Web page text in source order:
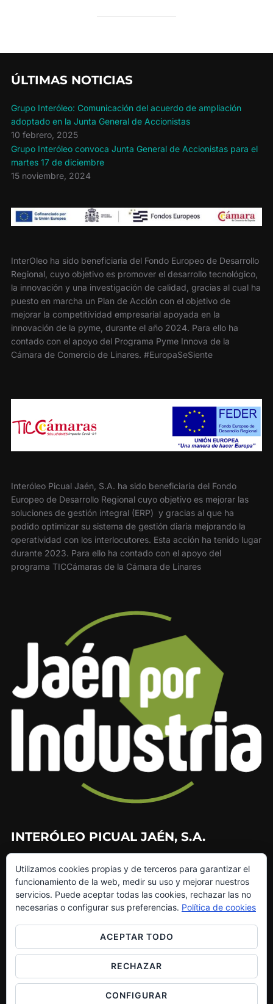
ÚLTIMAS NOTICIAS
Grupo Interóleo: Comunicación del acuerdo de ampliación
adoptado en la Junta General de Accionistas
10 febrero, 2025
Grupo Interóleo convoca Junta General de Accionistas para el
martes 17 de diciembre
15 noviembre, 2024
InterOleo ha sido beneficiaria del Fondo Europeo de Desarrollo
Regional, cuyo objetivo es promover el desarrollo tecnológico,
la innovación y una investigación de calidad, gracias al cual ha
puesto en marcha un Plan de Acción con el objetivo de
mejorar la competitividad empresarial apoyada en la
innovación de la pyme, durante el año 2024. Para ello ha
contado con el apoyo del Programa Pyme Innova de la
Cámara de Comercio de Linares. #EuropaSeSiente
Interóleo Picual Jaén, S.A. ha sido beneficiaria del Fondo
Europeo de Desarrollo Regional cuyo objetivo es mejorar las
soluciones de gestión integral (ERP) y gracias al que ha
podido optimizar su sistema de gestión diaria mejorando la
operatividad con los interlocutores. Esta acción ha tenido lugar
durante 2023. Para ello ha contado con el apoyo del
programa TICCámaras de la Cámara de Linares
INTERÓLEO PICUAL JAÉN, S.A.
953 226 010
953 272 499
info@interoleo.com
canaldedenuncias@interoleo.com
Inspiro ThemeporWPZOOM
Utilizamos cookies propias y de terceros para garantizar el
funcionamiento de la web, medir su uso y mejorar nuestros
servicios. Puede aceptar todas las cookies, rechazar las no
necesarias o configurar sus preferencias. Política de cookies
ACEPTAR TODO
RECHAZAR
CONFIGURAR